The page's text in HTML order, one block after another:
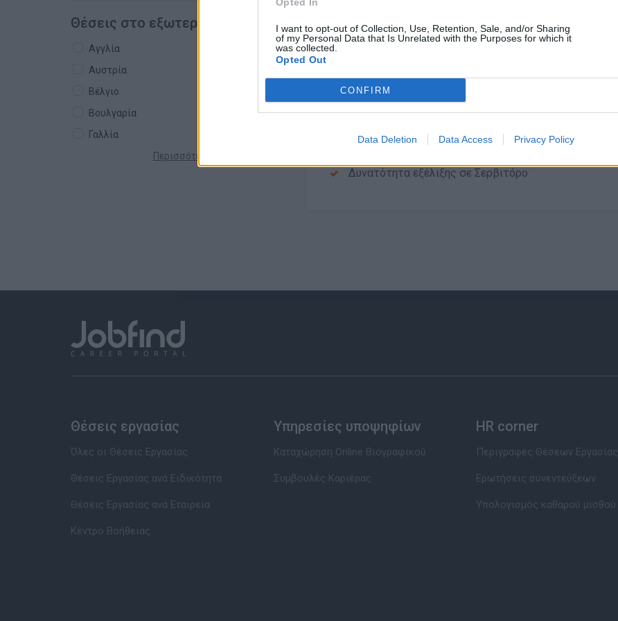
I want to opt-out of Collection, Use, Retention, Sale, and/or Sharing
of my Personal Data that Is Unrelated with the Purposes for which it
was collected.
Opted Out
CONFIRM
Data Deletion Data Access Privacy Policy
Θέσεις στο εξωτερικό
Αγγλία
Αυστρία
Βέλγιο
Βουλγαρία
Γαλλία
Περισσότερες χώρες +
Παροχές
Πλήρης ασφάλιση
Ανταγωνιστικός Μισθός + tips
Εκπαίδευση από έμπειρη ομάδα
Δυνατότητα εξέλιξης σε Σερβιτόρο
Θέσεις εργασίας
Όλες οι Θέσεις Εργασίας
Θέσεις Εργασίας ανά Ειδικότητα
Θέσεις Εργασίας ανά Εταιρεία
Κέντρο Βοήθειας
Υπηρεσίες υποψηφίων
Καταχώρηση Online Βιογραφικού
Συμβουλές Καριέρας
HR corner
Περιγραφές Θέσεων Εργασίας
Ερωτήσεις συνεντεύξεων
Υπολογισμός καθαρού μισθού